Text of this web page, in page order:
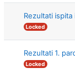
Rezultati ispita
Locked
Rezultati 1.
Locked